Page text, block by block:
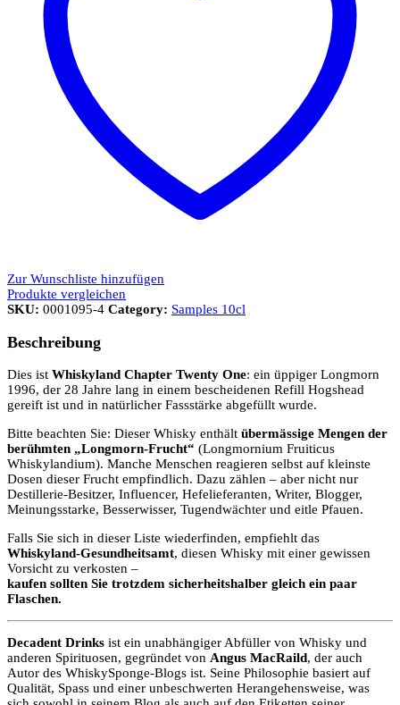
Zur Wunschliste hinzufügen
Produkte vergleichen
SKU: 0001095-4 Category: Samples 10cl
Beschreibung
Dies ist Whiskyland Chapter Twenty One: ein üppiger Longmorn
1996, der 28 Jahre lang in einem bescheidenen Refill Hogshead
gereift ist und in natürlicher Fassstärke abgefüllt wurde.
Bitte beachten Sie: Dieser Whisky enthält übermässige Mengen der
berühmten „Longmorn-Frucht“ (Longmornium Fruiticus
Whiskylandium). Manche Menschen reagieren selbst auf kleinste
Dosen dieser Frucht empfindlich. Dazu zählen – aber nicht nur
Destillerie-Besitzer, Influencer, Hefelieferanten, Writer, Blogger,
Meinungsstarke, Besserwisser, Tugendwächter und eitle Pfauen.
Falls Sie sich in dieser Liste wiederfinden, empfiehlt das
Whiskyland-Gesundheitsamt, diesen Whisky mit einer gewissen
Vorsicht zu verkosten –
kaufen sollten Sie trotzdem sicherheitshalber gleich ein paar
Flaschen.
Decadent Drinks ist ein unabhängiger Abfüller von Whisky und
anderen Spirituosen, gegründet von Angus MacRaild, der auch
Autor des WhiskySponge-Blogs ist. Seine Philosophie basiert auf
Qualität, Spass und einer unbeschwerten Herangehensweise, was